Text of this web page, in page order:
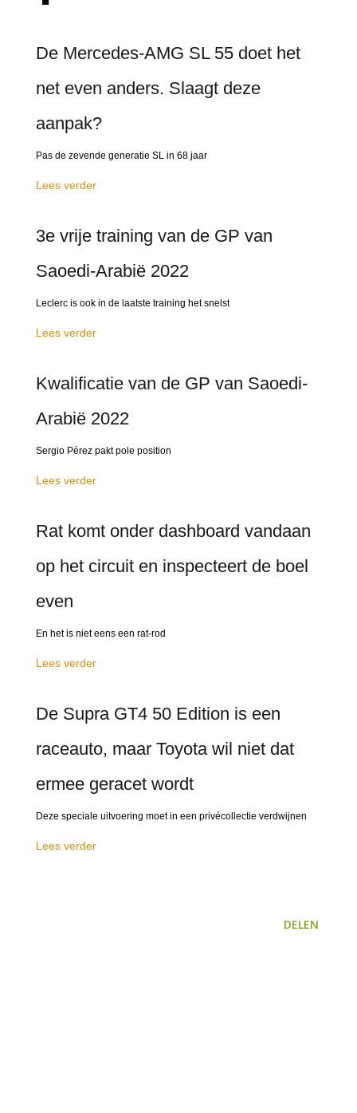
De Mercedes-AMG SL 55 doet het
net even anders. Slaagt deze
aanpak?
Pas de zevende generatie SL in 68 jaar
Lees verder
3e vrije training van de GP van
Saoedi-Arabië 2022
Leclerc is ook in de laatste training het snelst
Lees verder
Kwalificatie van de GP van Saoedi-
Arabië 2022
Sergio Pérez pakt pole position
Lees verder
Rat komt onder dashboard vandaan
op het circuit en inspecteert de boel
even
En het is niet eens een rat-rod
Lees verder
De Supra GT4 50 Edition is een
raceauto, maar Toyota wil niet dat
ermee geracet wordt
Deze speciale uitvoering moet in een privécollectie verdwijnen
Lees verder
DELEN